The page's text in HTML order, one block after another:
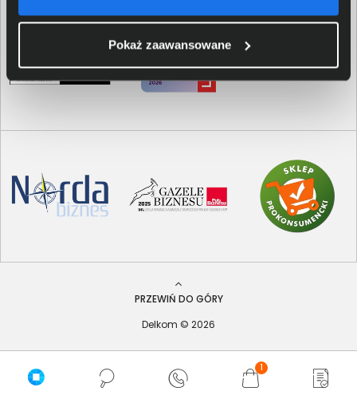
Pokaż zaawansowane
1
PRZEWIŃ DO GÓRY
Delkom © 2026